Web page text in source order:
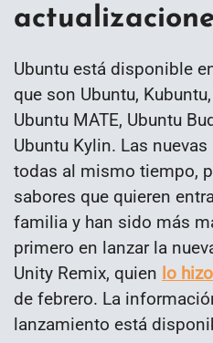
Ubuntu está disponible
que son Ubuntu,
Ubuntu MATE, Ubuntu
Ubuntu Kylin. Las
todas al mismo tiempo,
sabores que quieren
familia y han sido más
primero en lanzar la
Unity Remix, quien lo hizo
de febrero. La
lanzamiento está